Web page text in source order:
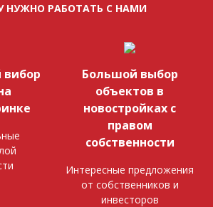
НУЖНО РАБОТАТЬ С НАМИ
Большой выбор
объектов в
новостройках с
правом
собственности
Интересные предложения
от собственников и
инвесторов